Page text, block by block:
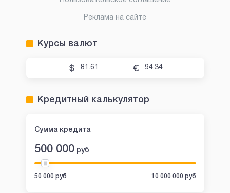
Реклама на сайте
Курсы валют
81.61 94.34
Кредитный калькулятор
Сумма кредита
500 000 руб
50 000 руб 10 000 000 руб